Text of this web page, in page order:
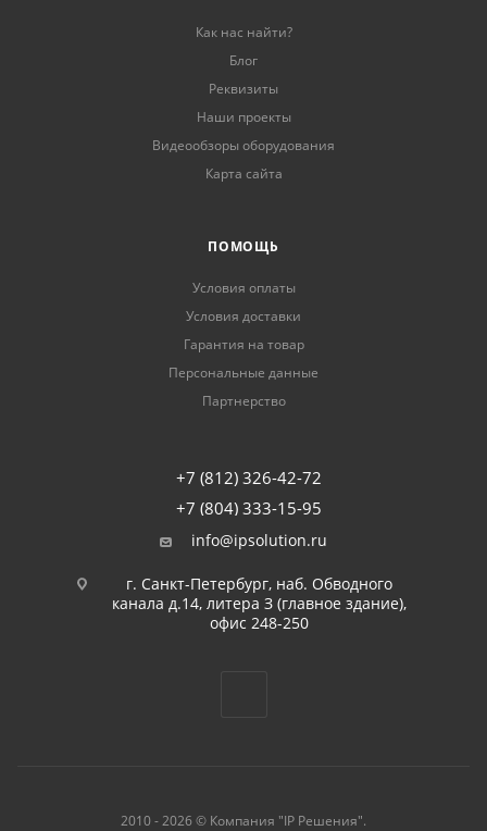
Как нас найти?
Блог
Реквизиты
Наши проекты
Видеообзоры оборудования
Карта сайта
ПОМОЩЬ
Условия оплаты
Условия доставки
Гарантия на товар
Персональные данные
Партнерство
+7 (812) 326-42-72
+7 (804) 333-15-95
info@ipsolution.ru
г. Санкт-Петербург, наб. Обводного
канала д.14, литера З (главное здание),
офис 248-250
2010 - 2026 © Компания "IP Решения".